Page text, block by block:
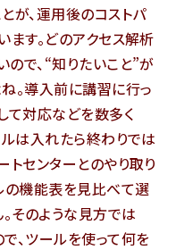
が、運用後のコストパ
ます。どのアクセス解析
で、“知りたいこと”が
。導入前に講習に行っ
て対応などを数多く
ルは入れたら終わりでは
トセンターとのやり取り
の機能表を見比べて選
そのような見方では
、ツールを使って何を